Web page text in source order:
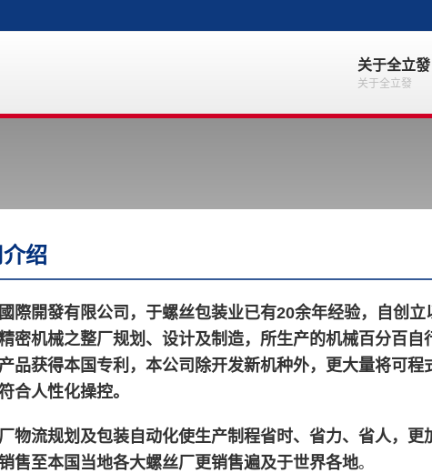
关于全立發
关于全立發
绍
際開發有限公司，于螺丝包装业已有20余年经验，自创立
密机械之整厂规划、设计及制造，所生产的机械百分百自
品获得本国专利，本公司除开发新机种外，更大量将可程
合人性化操控。
物流规划及包装自动化使生产制程省时、省力、省人，更
售至本国当地各大螺丝厂更销售遍及于世界各地。